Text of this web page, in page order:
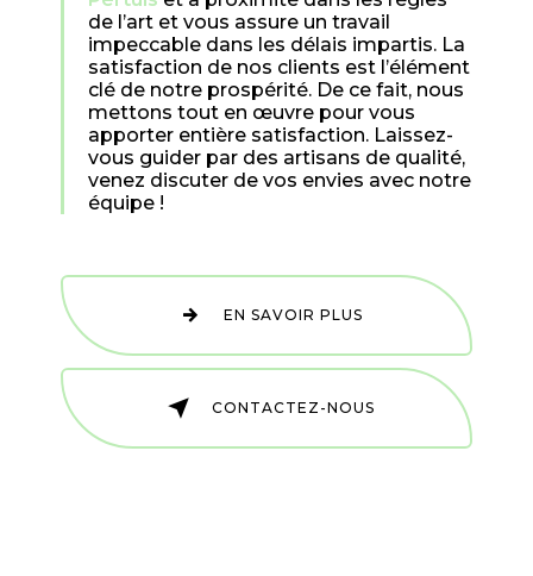
de l’art et vous assure un travail
impeccable dans les délais impartis. La
satisfaction de nos clients est l’élément
clé de notre prospérité. De ce fait, nous
mettons tout en œuvre pour vous
apporter entière satisfaction. Laissez-
vous guider par des artisans de qualité,
venez discuter de vos envies avec notre
équipe !
EN SAVOIR PLUS
CONTACTEZ-NOUS